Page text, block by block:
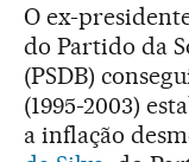
O ex-
do Partido da
(PSDB)
(1995-2003)
a inflação